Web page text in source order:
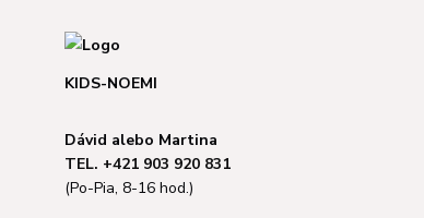
KIDS-NOEMI
Dávid alebo Martina
TEL. +421 903 920 831
(Po-Pia, 8-16 hod.)